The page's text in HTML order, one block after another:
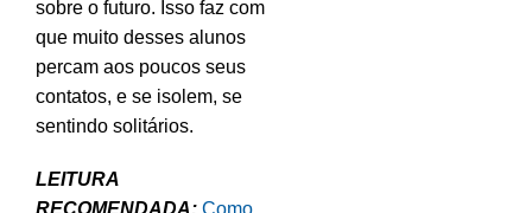
sobre o futuro. Isso faz com
que muito desses alunos
percam aos poucos seus
contatos, e se isolem, se
sentindo solitários.
LEITURA
RECOMENDADA: Como